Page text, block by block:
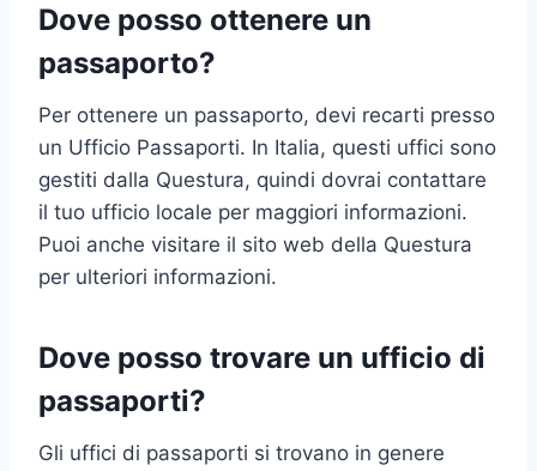
Dove posso ottenere un
passaporto?
Per ottenere un passaporto, devi recarti presso
un Ufficio Passaporti. In Italia, questi uffici sono
gestiti dalla Questura, quindi dovrai contattare
il tuo ufficio locale per maggiori informazioni.
Puoi anche visitare il sito web della Questura
per ulteriori informazioni.
Dove posso trovare un ufficio di
passaporti?
Gli uffici di passaporti si trovano in genere